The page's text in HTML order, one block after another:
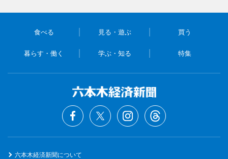
食べる 見る・遊ぶ 買う
暮らす・働く 学ぶ・知る 特集
六本木経済新聞について